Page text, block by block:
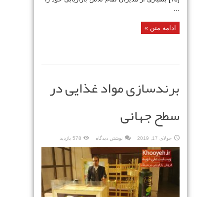
...
ادامه متن »
برندسازی مواد غذایی در
سطح جهانی
جولای 17, 2019 نوشتن دیدگاه 578 بازدید